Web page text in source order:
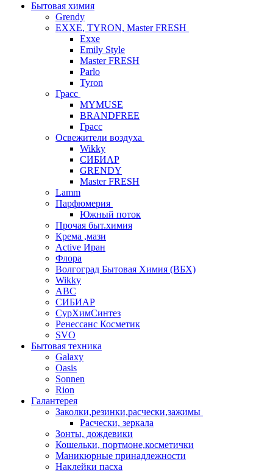
Бытовая химия
Grendy
EXXE, TYRON, Master FRESH
Exxe
Emily Style
Master FRESH
Parlo
Tyron
Грасс
MYMUSE
BRANDFREE
Грасс
Освежители воздуха
Wikky
СИБИАР
GRENDY
Master FRESH
Lamm
Парфюмерия
Южный поток
Прочая быт.химия
Крема ,мази
Аctive Иран
Флора
Волгоград Бытовая Химия (ВБХ)
Wikky
АВС
СИБИАР
СурХимСинтез
Ренессанс Косметик
SVO
Бытовая техника
Galaxy
Oasis
Sonnen
Rion
Галантерея
Заколки,резинки,расчески,зажимы
Расчески, зеркала
Зонты, дождевики
Кошельки, портмоне,косметички
Маникюрные принадлежности
Наклейки пасха